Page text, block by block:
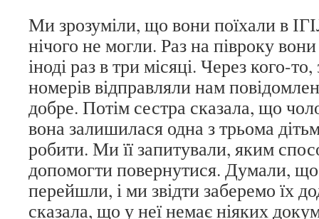
Ми зрозуміли, що вони поїхали в
нічого не могли. Раз на півроку
іноді раз в три місяці. Через кого-
номерів відправляли нам
добре. Потім сестра сказала, що
вона залишилася одна з трьома
робити. Ми її запитували, яким
допомогти повернутися. Думали,
перейшли, і ми звідти заберемо їх
сказала, що у неї немає ніяких